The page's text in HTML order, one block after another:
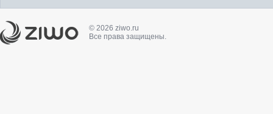
© 2026 ziwo.ru
Все права защищены.